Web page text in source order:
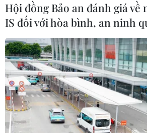
Vinsmart mở bán máy lọc
giải pháp nhà thông minh
17/02/2021 04:12
Công ty Nghiên cứu-Sản xuất
mắt 4 mẫu Máy lọc không khí và
nhà thông minh; đây là những dòng
của hệ sinh thái công nghệ Vsmart
Hội đồng Bảo an đánh giá về
IS đối với hòa bình, an ninh